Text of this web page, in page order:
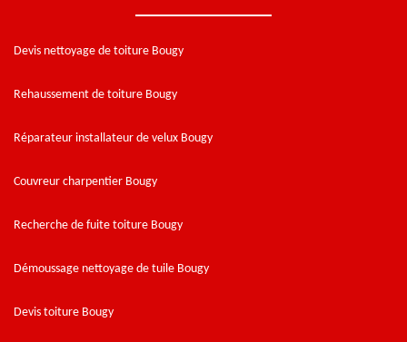
Devis nettoyage de toiture Bougy
Rehaussement de toiture Bougy
Réparateur installateur de velux Bougy
Couvreur charpentier Bougy
Recherche de fuite toiture Bougy
Démoussage nettoyage de tuile Bougy
Devis toiture Bougy